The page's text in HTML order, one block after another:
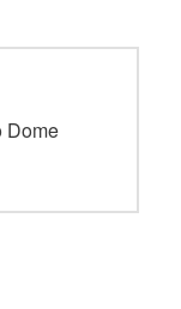
Dome